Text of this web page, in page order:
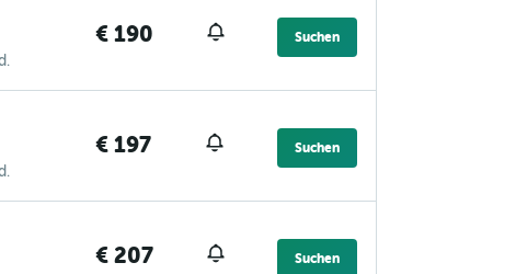
€ 190 Suchen
€ 197 Suchen
€ 207 Suchen